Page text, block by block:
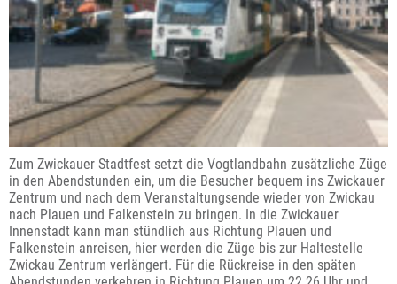
Zum Zwickauer Stadtfest setzt die Vogtlandbahn zusätzliche Züge
in den Abendstunden ein, um die Besucher bequem ins Zwickauer
Zentrum und nach dem Veranstaltungsende wieder von Zwickau
nach Plauen und Falkenstein zu bringen. In die Zwickauer
Innenstadt kann man stündlich aus Richtung Plauen und
Falkenstein anreisen, hier werden die Züge bis zur Haltestelle
Zwickau Zentrum verlängert. Für die Rückreise in den späten